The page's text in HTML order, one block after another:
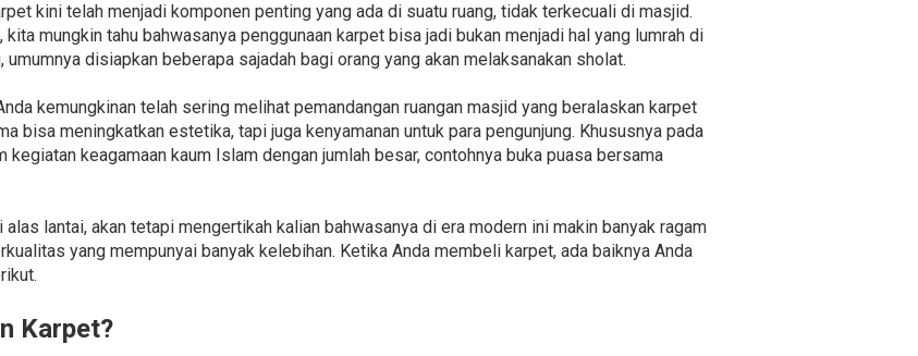
kini telah menjadi komponen penting yang ada di suatu ruang, tidak terkecuali di masjid.
mungkin tahu bahwasanya penggunaan karpet bisa jadi bukan menjadi hal yang lumrah di
disiapkan beberapa sajadah bagi orang yang akan melaksanakan sholat.
kemungkinan telah sering melihat pemandangan ruangan masjid yang beralaskan karpet
bisa meningkatkan estetika, tapi juga kenyamanan untuk para pengunjung. Khususnya pada
kegiatan keagamaan kaum Islam dengan jumlah besar, contohnya buka puasa bersama
lantai, akan tetapi mengertikah kalian bahwasanya di era modern ini makin banyak ragam
yang mempunyai banyak kelebihan. Ketika Anda membeli karpet, ada baiknya Anda
Karpet?